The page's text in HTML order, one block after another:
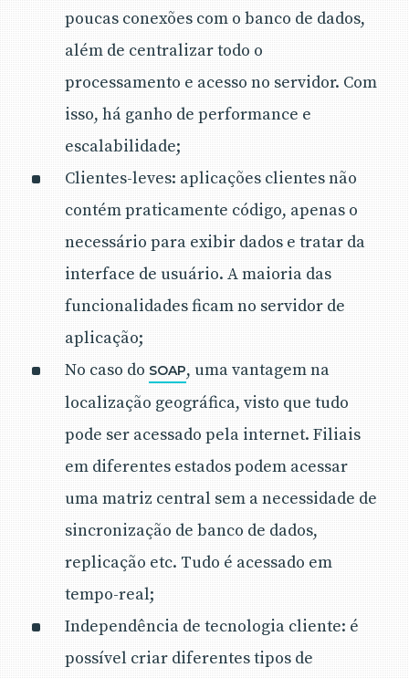
poucas conexões com o banco de dados,
além de centralizar todo o
processamento e acesso no servidor. Com
isso, há ganho de performance e
escalabilidade;
Clientes-leves: aplicações clientes não
contém praticamente código, apenas o
necessário para exibir dados e tratar da
interface de usuário. A maioria das
funcionalidades ficam no servidor de
aplicação;
No caso do SOAP, uma vantagem na
localização geográfica, visto que tudo
pode ser acessado pela internet. Filiais
em diferentes estados podem acessar
uma matriz central sem a necessidade de
sincronização de banco de dados,
replicação etc. Tudo é acessado em
tempo-real;
Independência de tecnologia cliente: é
possível criar diferentes tipos de